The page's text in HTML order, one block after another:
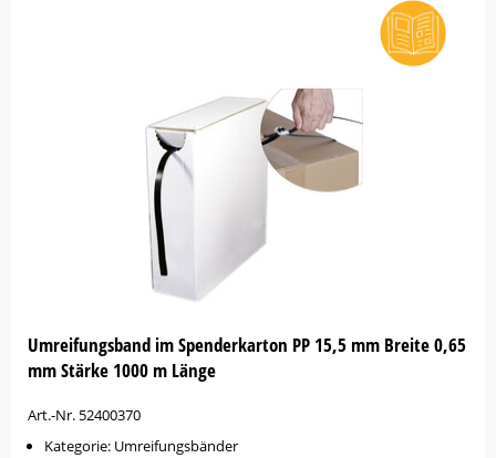
Umreifungsband im Spenderkarton PP 15,5 mm Breite 0,65
mm Stärke 1000 m Länge
Art.-Nr. 52400370
Kategorie: Umreifungsbänder